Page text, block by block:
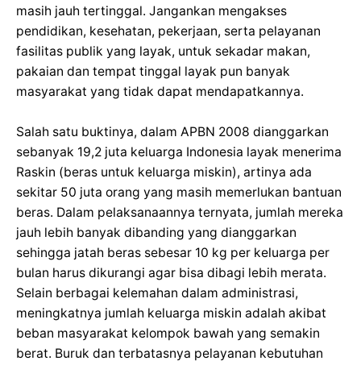
masih jauh tertinggal. Jangankan mengakses
pendidikan, kesehatan, pekerjaan, serta pelayanan
fasilitas publik yang layak, untuk sekadar makan,
pakaian dan tempat tinggal layak pun banyak
masyarakat yang tidak dapat mendapatkannya.
Salah satu buktinya, dalam APBN 2008 dianggarkan
sebanyak 19,2 juta keluarga Indonesia layak menerima
Raskin (beras untuk keluarga miskin), artinya ada
sekitar 50 juta orang yang masih memerlukan bantuan
beras. Dalam pelaksanaannya ternyata, jumlah mereka
jauh lebih banyak dibanding yang dianggarkan
sehingga jatah beras sebesar 10 kg per keluarga per
bulan harus dikurangi agar bisa dibagi lebih merata.
Selain berbagai kelemahan dalam administrasi,
meningkatnya jumlah keluarga miskin adalah akibat
beban masyarakat kelompok bawah yang semakin
berat. Buruk dan terbatasnya pelayanan kebutuhan